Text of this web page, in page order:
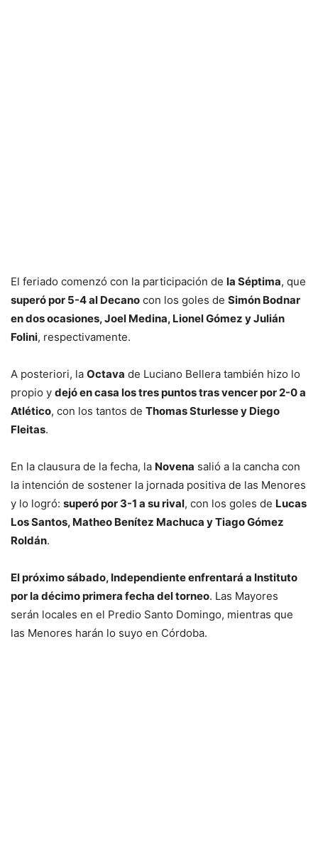
El feriado comenzó con la participación de la Séptima, que
superó por 5-4 al Decano con los goles de Simón Bodnar
en dos ocasiones, Joel Medina, Lionel Gómez y Julián
Folini, respectivamente.
A posteriori, la Octava de Luciano Bellera también hizo lo
propio y dejó en casa los tres puntos tras vencer por 2-0 a
Atlético, con los tantos de Thomas Sturlesse y Diego
Fleitas.
En la clausura de la fecha, la Novena salió a la cancha con
la intención de sostener la jornada positiva de las Menores
y lo logró: superó por 3-1 a su rival, con los goles de Lucas
Los Santos, Matheo Benítez Machuca y Tiago Gómez
Roldán.
El próximo sábado, Independiente enfrentará a Instituto
por la décimo primera fecha del torneo. Las Mayores
serán locales en el Predio Santo Domingo, mientras que
las Menores harán lo suyo en Córdoba.